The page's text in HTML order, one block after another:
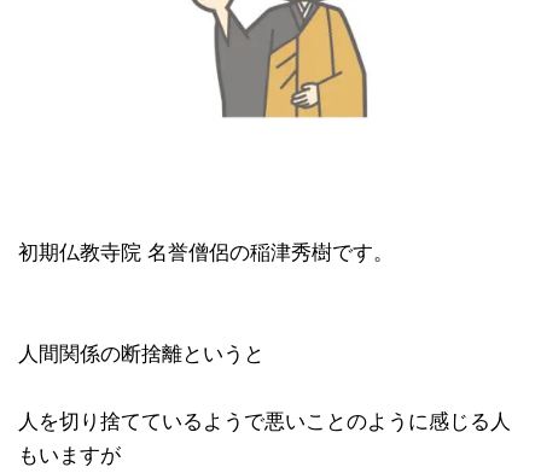
初期仏教寺院 名誉僧侶の稲津秀樹です。
人間関係の断捨離というと
人を切り捨てているようで悪いことのように感じる人
もいますが